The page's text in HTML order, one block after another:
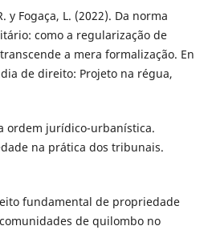
y Fogaça, L. (2022). Da norma
como a regularização de
a mera formalização. En
de direito: Projeto na régua,
ordem jurídico-urbanística.
na prática dos tribunais.
fundamental de propriedade
de quilombo no